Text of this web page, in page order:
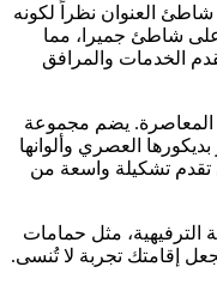
العنوان نظراً لكونه
شاطئ جميرا، مما
الخدمات والمرافق
المعاصرة. يضم مجموعة
العصري وألوانها
تقدم تشكيلة واسعة من
مثل حمامات
إقامتك تجربة لا تُنسى.